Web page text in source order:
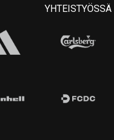
YHTEISTYÖSSÄ